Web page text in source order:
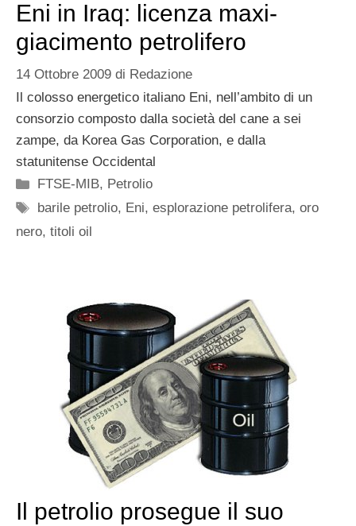
Eni in Iraq: licenza maxi-
giacimento petrolifero
14 Ottobre 2009 di Redazione
Il colosso energetico italiano Eni, nell’ambito di un
consorzio composto dalla società del cane a sei
zampe, da Korea Gas Corporation, e dalla
statunitense Occidental
Categorie
FTSE-MIB, Petrolio
Tag
barile petrolio, Eni,esplorazione petrolifera,oro
nero, titoli oil
Il petrolio prosegue il suo